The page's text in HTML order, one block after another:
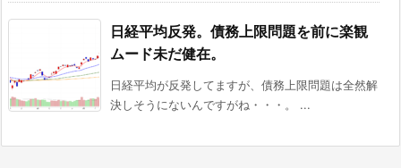
日経平均反発。債務上限問題を前に楽観
ムード未だ健在。
日経平均が反発してますが、債務上限問題は全然解
決しそうにないんですがね・・・。 ...